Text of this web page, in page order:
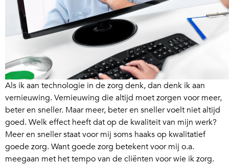
Als ik aan technologie in de zorg denk, dan denk ik aan
vernieuwing. Vernieuwing die altijd moet zorgen voor meer,
beter en sneller. Maar meer, beter en sneller voelt niet altijd
goed. Welk effect heeft dat op de kwaliteit van mijn werk?
Meer en sneller staat voor mij soms haaks op kwalitatief
goede zorg. Want goede zorg betekent voor mij o.a.
meegaan met het tempo van de cliënten voor wie ik zorg.